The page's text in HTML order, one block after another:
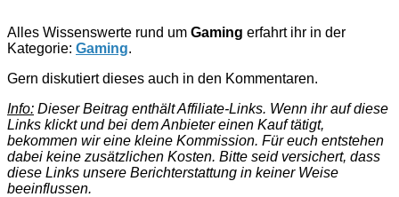
Alles Wissenswerte rund um Gaming erfahrt ihr in der
Kategorie: Gaming.
Gern diskutiert dieses auch in den Kommentaren.
Info: Dieser Beitrag enthält Affiliate-Links. Wenn ihr auf diese
Links klickt und bei dem Anbieter einen Kauf tätigt,
bekommen wir eine kleine Kommission. Für euch entstehen
dabei keine zusätzlichen Kosten. Bitte seid versichert, dass
diese Links unsere Berichterstattung in keiner Weise
beeinflussen.